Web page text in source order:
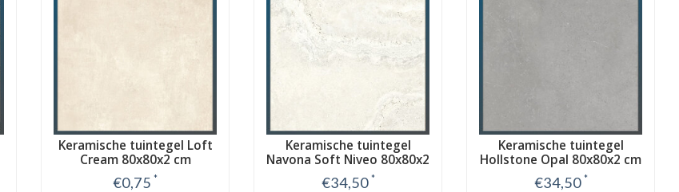
Keramische tuintegel Loft
Cream 80x80x2 cm
€0,75 *
Keramische tuintegel
Navona Soft Niveo 80x80x2
cm
€34,50 *
Keramische tuintegel
Hollstone Opal 80x80x2 cm
€34,50 *